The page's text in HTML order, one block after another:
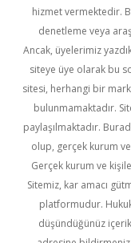
hizmet vermektedir.
denetleme veya
Ancak, üyelerimiz
siteye üye olarak bu
sitesi, herhangi bir
bulunmamaktadır.
paylaşılmaktadır.
olup, gerçek kurum
Gerçek kurum ve
Sitemiz, kar amacı
platformudur.
düşündüğünüz